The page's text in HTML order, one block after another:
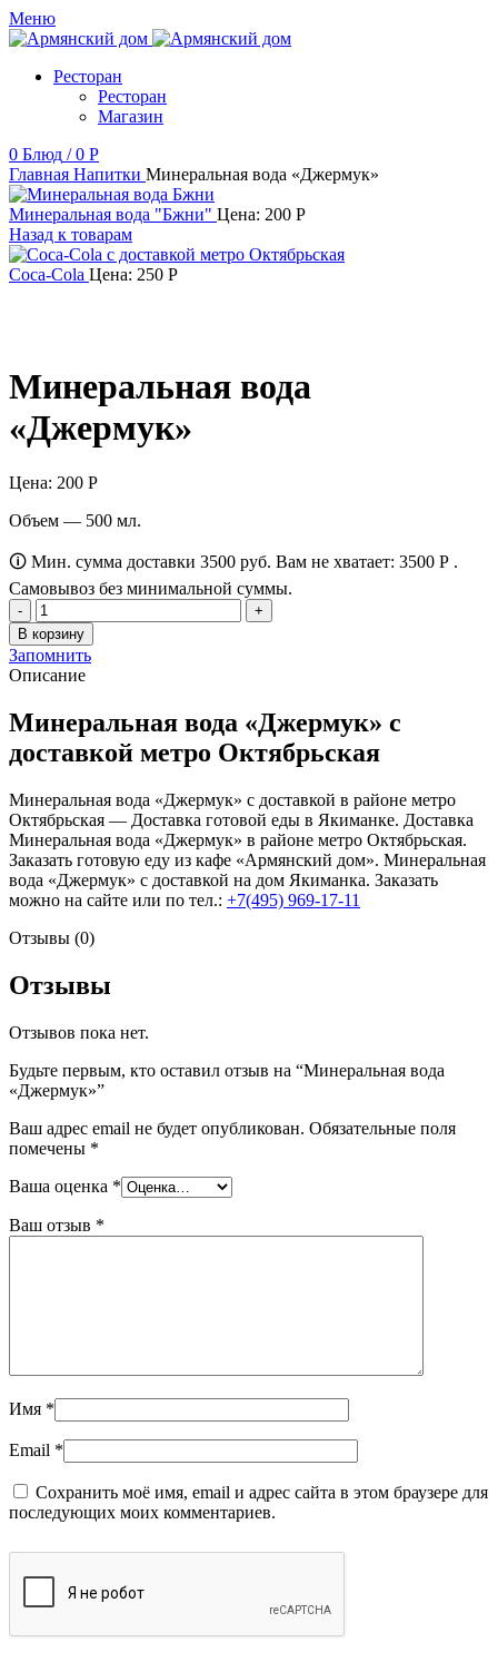
Меню
Ресторан
Ресторан
Магазин
0 Блюд / 0 Р
Главная Напитки Минеральная вода «Джермук»
Минеральная вода "Бжни" Цена: 200 Р
Назад к товарам
Coca-Cola Цена: 250 Р
Минеральная вода
«Джермук»
Цена: 200 Р
Объем — 500 мл.
🛈 Мин. сумма доставки 3500 руб. Вам не хватает: 3500 Р .
Самовывоз без минимальной суммы.
Количество
товара
Минеральная
вода
"Джермук"
В корзину
Запомнить
Описание
Минеральная вода «Джермук» с
доставкой метро Октябрьская
Минеральная вода «Джермук» с доставкой в районе метро
Октябрьская — Доставка готовой еды в Якиманке. Доставка
Минеральная вода «Джермук» в районе метро Октябрьская.
Заказать готовую еду из кафе «Армянский дом». Минеральная
вода «Джермук» с доставкой на дом Якиманка. Заказать
можно на сайте или по тел.: +7(495) 969-17-11
Отзывы (0)
Отзывы
Отзывов пока нет.
Будьте первым, кто оставил отзыв на “Минеральная вода
«Джермук»”
Ваш адрес email не будет опубликован. Обязательные поля
помечены *
Ваша оценка *
Ваш отзыв *
Имя *
Email *
Сохранить моё имя, email и адрес сайта в этом браузере для
последующих моих комментариев.